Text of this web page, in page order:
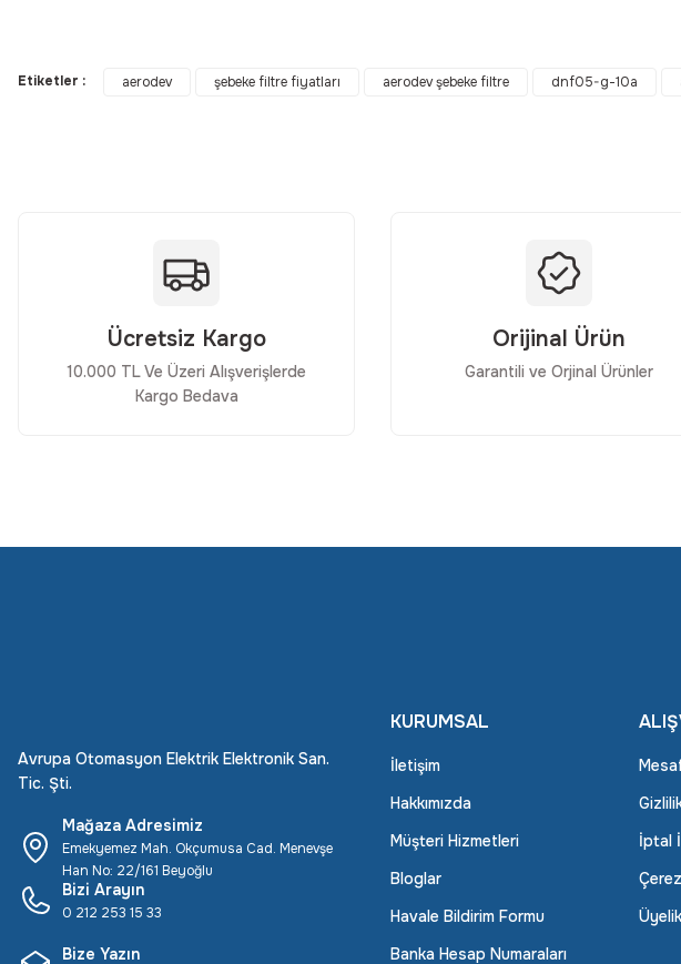
Bu ürüne benzer farklı alternatifler olmalı.
Etiketler : aerodev şebeke filtre fiyatları aerodev şebeke filtre dnf05-g-10a
Ücretsiz Kargo
10.000 TL Ve Üzeri Alışverişlerde
Kargo Bedava
Orijinal Ürün
Garantili ve Orjinal Ürünler
Avrupa Otomasyon Elektrik Elektronik San.
Tic. Şti.
Mağaza Adresimiz
Emekyemez Mah. Okçumusa Cad. Menevşe
Han No: 22/161 Beyoğlu
Bizi Arayın
0 212 253 15 33
Bize Yazın
KURUMSAL
İletişim
Hakkımızda
Müşteri Hizmetleri
Bloglar
Havale Bildirim Formu
Banka Hesap Numaraları
İptal